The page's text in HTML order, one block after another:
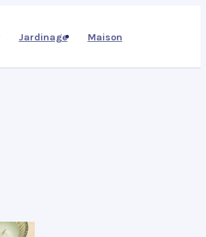
Jardinage Maison